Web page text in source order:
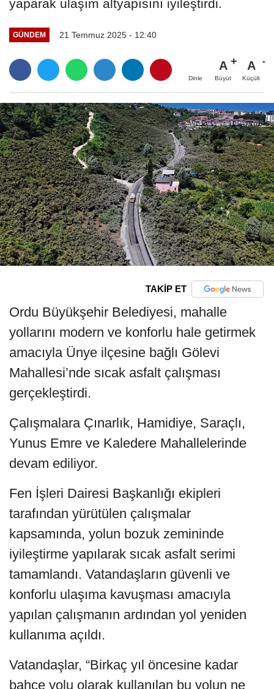
yaparak ulaşım altyapısını iyileştirdi.
GÜNDEM 21 Temmuz 2025 - 12:40
Dinle
A
Büyüt
A
Küçült
TAKİP ET
Ordu Büyükşehir Belediyesi, mahalle
yollarını modern ve konforlu hale getirmek
amacıyla Ünye ilçesine bağlı Gölevi
Mahallesi’nde sıcak asfalt çalışması
gerçekleştirdi.
Çalışmalara Çınarlık, Hamidiye, Saraçlı,
Yunus Emre ve Kaledere Mahallelerinde
devam ediliyor.
Fen İşleri Dairesi Başkanlığı ekipleri
tarafından yürütülen çalışmalar
kapsamında, yolun bozuk zemininde
iyileştirme yapılarak sıcak asfalt serimi
tamamlandı. Vatandaşların güvenli ve
konforlu ulaşıma kavuşması amacıyla
yapılan çalışmanın ardından yol yeniden
kullanıma açıldı.
Vatandaşlar, “Birkaç yıl öncesine kadar
bahçe yolu olarak kullanılan bu yolun ne